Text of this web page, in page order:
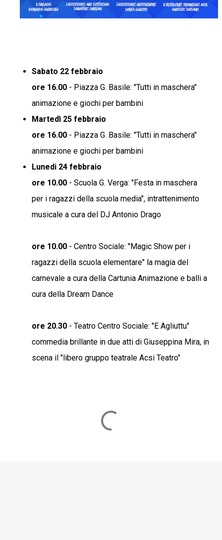
Sabato 22 febbraio
ore 16.00 - Piazza G. Basile: "Tutti in maschera"
animazione e giochi per bambini
Martedì 25 febbraio
ore 16.00 - Piazza G. Basile: "Tutti in maschera"
animazione e giochi per bambini
Lunedi 24 febbraio
ore 10.00 - Scuola G. Verga: "Festa in maschera
per i ragazzi della scuola media", intrattenimento
musicale a cura del DJ Antonio Drago
ore 10.00 - Centro Sociale: "Magic Show per i
ragazzi della scuola elementare" la magia del
carnevale a cura della Cartunia Animazione e balli a
cura della Dream Dance
ore 20.30 - Teatro Centro Sociale: "E Agliuttu"
commedia brillante in due atti di Giuseppina Mira, in
scena il "libero gruppo teatrale Acsi Teatro"